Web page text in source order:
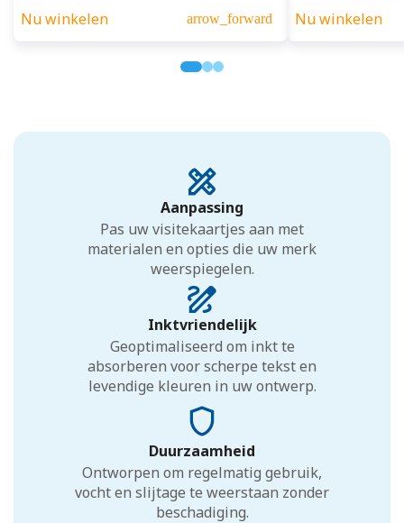
Nu winkelen
arrow_forward
Nu winkelen
Aanpassing
Pas uw visitekaartjes aan met
materialen en opties die uw merk
weerspiegelen.
Inktvriendelijk
Geoptimaliseerd om inkt te
absorberen voor scherpe tekst en
levendige kleuren in uw ontwerp.
Duurzaamheid
Ontworpen om regelmatig gebruik,
vocht en slijtage te weerstaan zonder
beschadiging.